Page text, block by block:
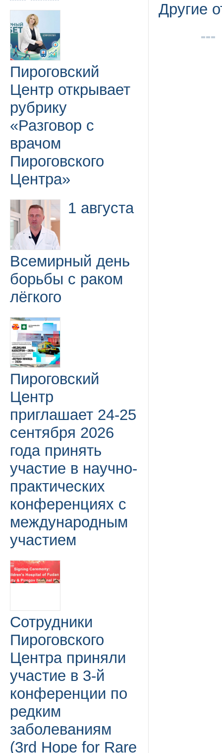
Пироговский
Центр открывает
рубрику
«Разговор с
врачом
Пироговского
Центра»
1 августа
Всемирный день
борьбы с раком
лёгкого
Пироговский
Центр
приглашает 24-25
сентября 2026
года принять
участие в научно-
практических
конференциях с
международным
участием
Сотрудники
Пироговского
Центра приняли
участие в 3-й
конференции по
редким
заболеваниям
(3rd Hope for Rare
Другие